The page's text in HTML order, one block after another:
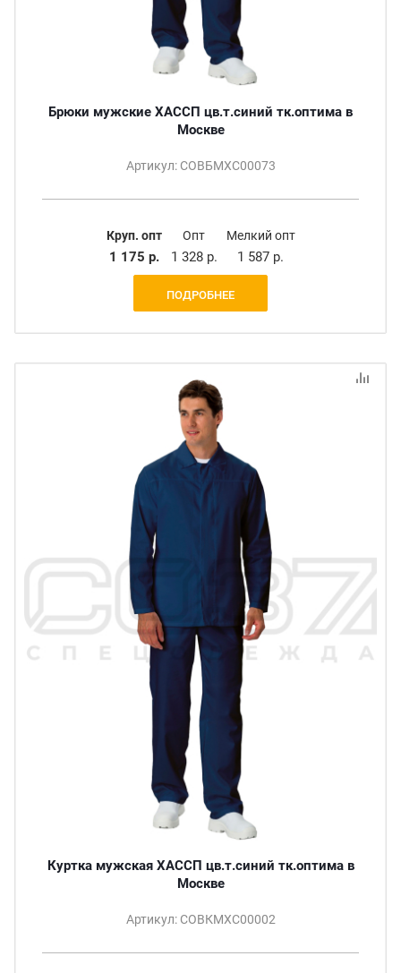
Брюки мужские ХАССП цв.т.синий тк.оптима в
Москве
Артикул: СОВБМХС00073
Круп. опт
1 175 р.
Опт
1 328 р.
Мелкий опт
1 587 р.
ПОДРОБНЕЕ
Куртка мужская ХАССП цв.т.синий тк.оптима в
Москве
Артикул: СОВКМХС00002